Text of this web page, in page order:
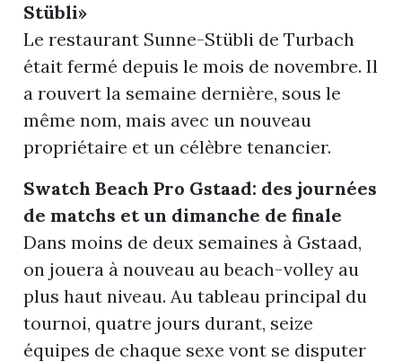
Events
Stübli»
Le restaurant Sunne-Stübli de Turbach
était fermé depuis le mois de novembre. Il
a rouvert la semaine dernière, sous le
même nom, mais avec un nouveau
propriétaire et un célèbre tenancier.
Swatch Beach Pro Gstaad: des journées
de matchs et un dimanche de finale
Dans moins de deux semaines à Gstaad,
on jouera à nouveau au beach-volley au
plus haut niveau. Au tableau principal du
tournoi, quatre jours durant, seize
équipes de chaque sexe vont se disputer